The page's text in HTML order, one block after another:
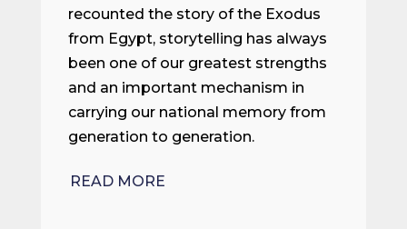
recounted the story of the Exodus
from Egypt, storytelling has always
been one of our greatest strengths
and an important mechanism in
carrying our national memory from
generation to generation.
READ MORE